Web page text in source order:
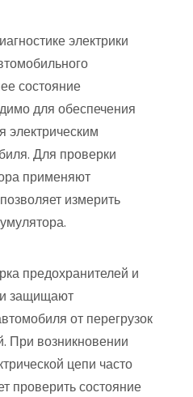
электрики
состояние
для обеспечения
электрическим
Для проверки
применяют
измерить
предохранителей и
защищают
от перегрузок
При возникновении
цепи часто
проверить состояние